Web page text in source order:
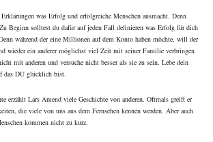
was Erfolg und erfolgreiche Menschen ausmacht. Denn
Beginn solltest du dafür auf jeden Fall definieren was Erfolg für dich
während der eine Millionen auf dem Konto haben möchte, will der
wieder ein anderer möglichst viel Zeit mit seiner Familie verbringen
mit anderen und versuche nicht besser als sie zu sein. Lebe dein
das DU glücklich bist.
erzählt Lars Amend viele Geschichte von anderen. Oftmals greift er
die viele von uns aus dem Fernsehen kennen werden. Aber auch
kommen nicht zu kurz.